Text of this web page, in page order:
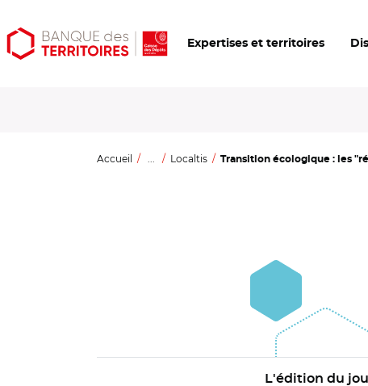
Aller
au
Aller
au
Ouvrir
les
Expertises et territoires
Accueil ... Localtis Transition écologique : les
L'édition du